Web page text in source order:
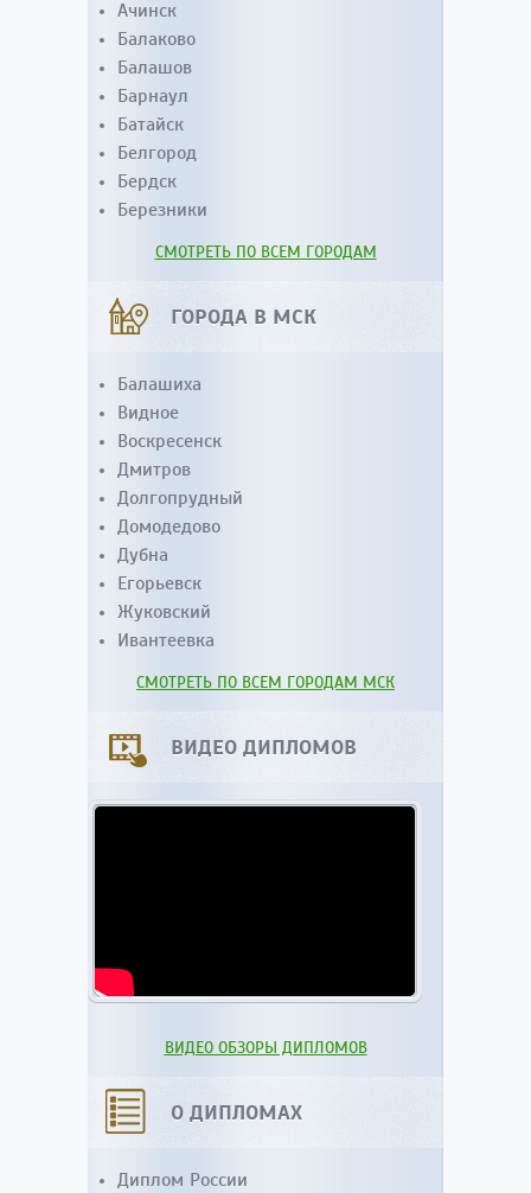
Ачинск
Балаково
Балашов
Барнаул
Батайск
Белгород
Бердск
Березники
СМОТРЕТЬ ПО ВСЕМ ГОРОДАМ
ГОРОДА В МСК
Балашиха
Видное
Воскресенск
Дмитров
Долгопрудный
Домодедово
Дубна
Егорьевск
Жуковский
Ивантеевка
СМОТРЕТЬ ПО ВСЕМ ГОРОДАМ МСК
ВИДЕО ДИПЛОМОВ
ВИДЕО ОБЗОРЫ ДИПЛОМОВ
О ДИПЛОМАХ
Диплом России